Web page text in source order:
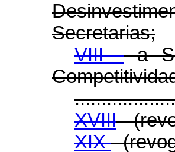
Secretarias;
VIII -a
XVIII-
XIX-